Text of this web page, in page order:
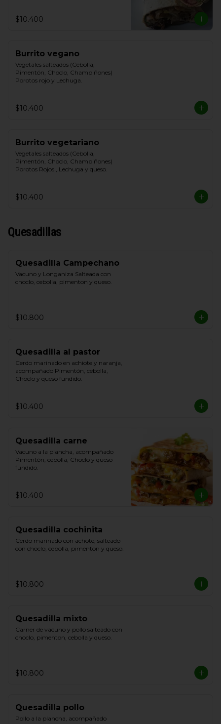
$10.400
Burrito vegano
Vegetales salteados (Cebolla,
Pimentón, Choclo, Champiñones)
Porotos rojo y Lechuga.
$10.400
Burrito vegetariano
Vegetales salteados (Cebolla,
Pimentón, Choclo, Champiñones)
Porotos Rojos , Lechuga y queso.
$10.400
Quesadillas
Quesadilla Campechano
Vacuno y Longaniza Salteada con
choclo, cebolla, pimenton y queso.
$10.800
Quesadilla al pastor
Cerdo marinado en achiote y naranja,
acompañado Pimentón, cebolla,
Choclo y queso fundido.
$10.400
Quesadilla carne
Vacuno a la plancha, acompañado
Pimentón, cebolla, Choclo y queso
fundido.
$10.400
Quesadilla cochinita
Cerdo marinado con achote, salteado
con choclo, cebolla, pimenton y queso.
$10.800
Quesadilla mixto
Carner de vacuno y pollo salteado con
choclo, pimenton, cebolla y queso.
$10.800
Quesadilla pollo
Pollo a la plancha, acompañado